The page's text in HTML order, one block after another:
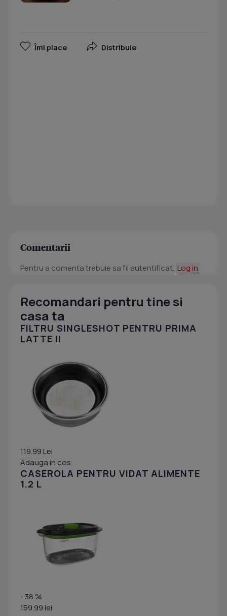
Îmi place Distribuie
Comentarii
Pentru a comenta trebuie sa fii autentificat. Log in
Recomandari pentru tine si
casa ta
FILTRU SINGLESHOT PENTRU PRIMA
LATTE II
119.99 Lei
Adauga in cos
CASEROLA PENTRU VIDAT ALIMENTE
1.2 L
- 38 %
159.99 lei